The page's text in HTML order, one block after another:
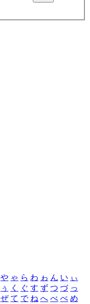
や ゃ ら わ ゎ ん い ぃ
ぅ く ぐ す ず つ づ っ
ぜ て で ね へ べ ぺ め